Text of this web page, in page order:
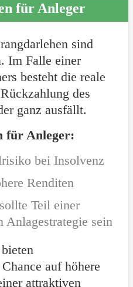
für Anleger
sind
Im Falle einer
besteht die reale
des
ganz ausfällt.
für Anleger:
bei Insolvenz
Renditen
Teil einer
Anlagestrategie sein
auf höhere
attraktiven